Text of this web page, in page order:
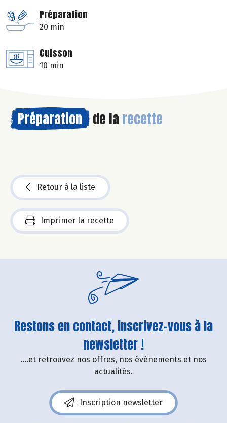
Préparation
20 min
Cuisson
10 min
Préparation de la recette
Retour à la liste
Imprimer la recette
Restons en contact, inscrivez-vous à la
newsletter !
....et retrouvez nos offres, nos événements et nos
actualités.
Inscription newsletter